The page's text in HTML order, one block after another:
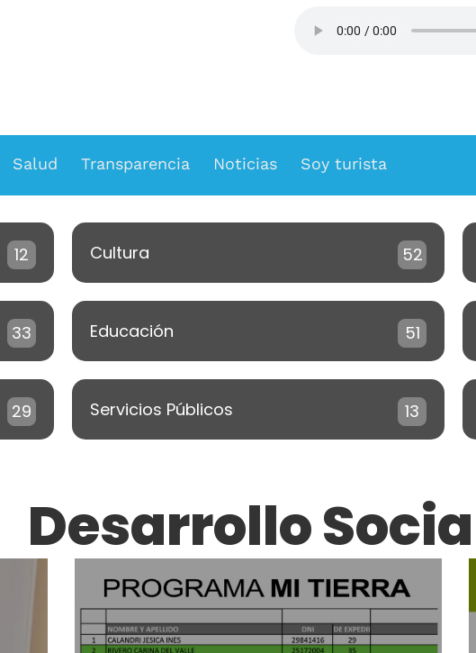
Salud Transparencia Noticias Soy turista
12 Cultura 52
33 Educación 51
29 Servicios Públicos 13
Desarrollo